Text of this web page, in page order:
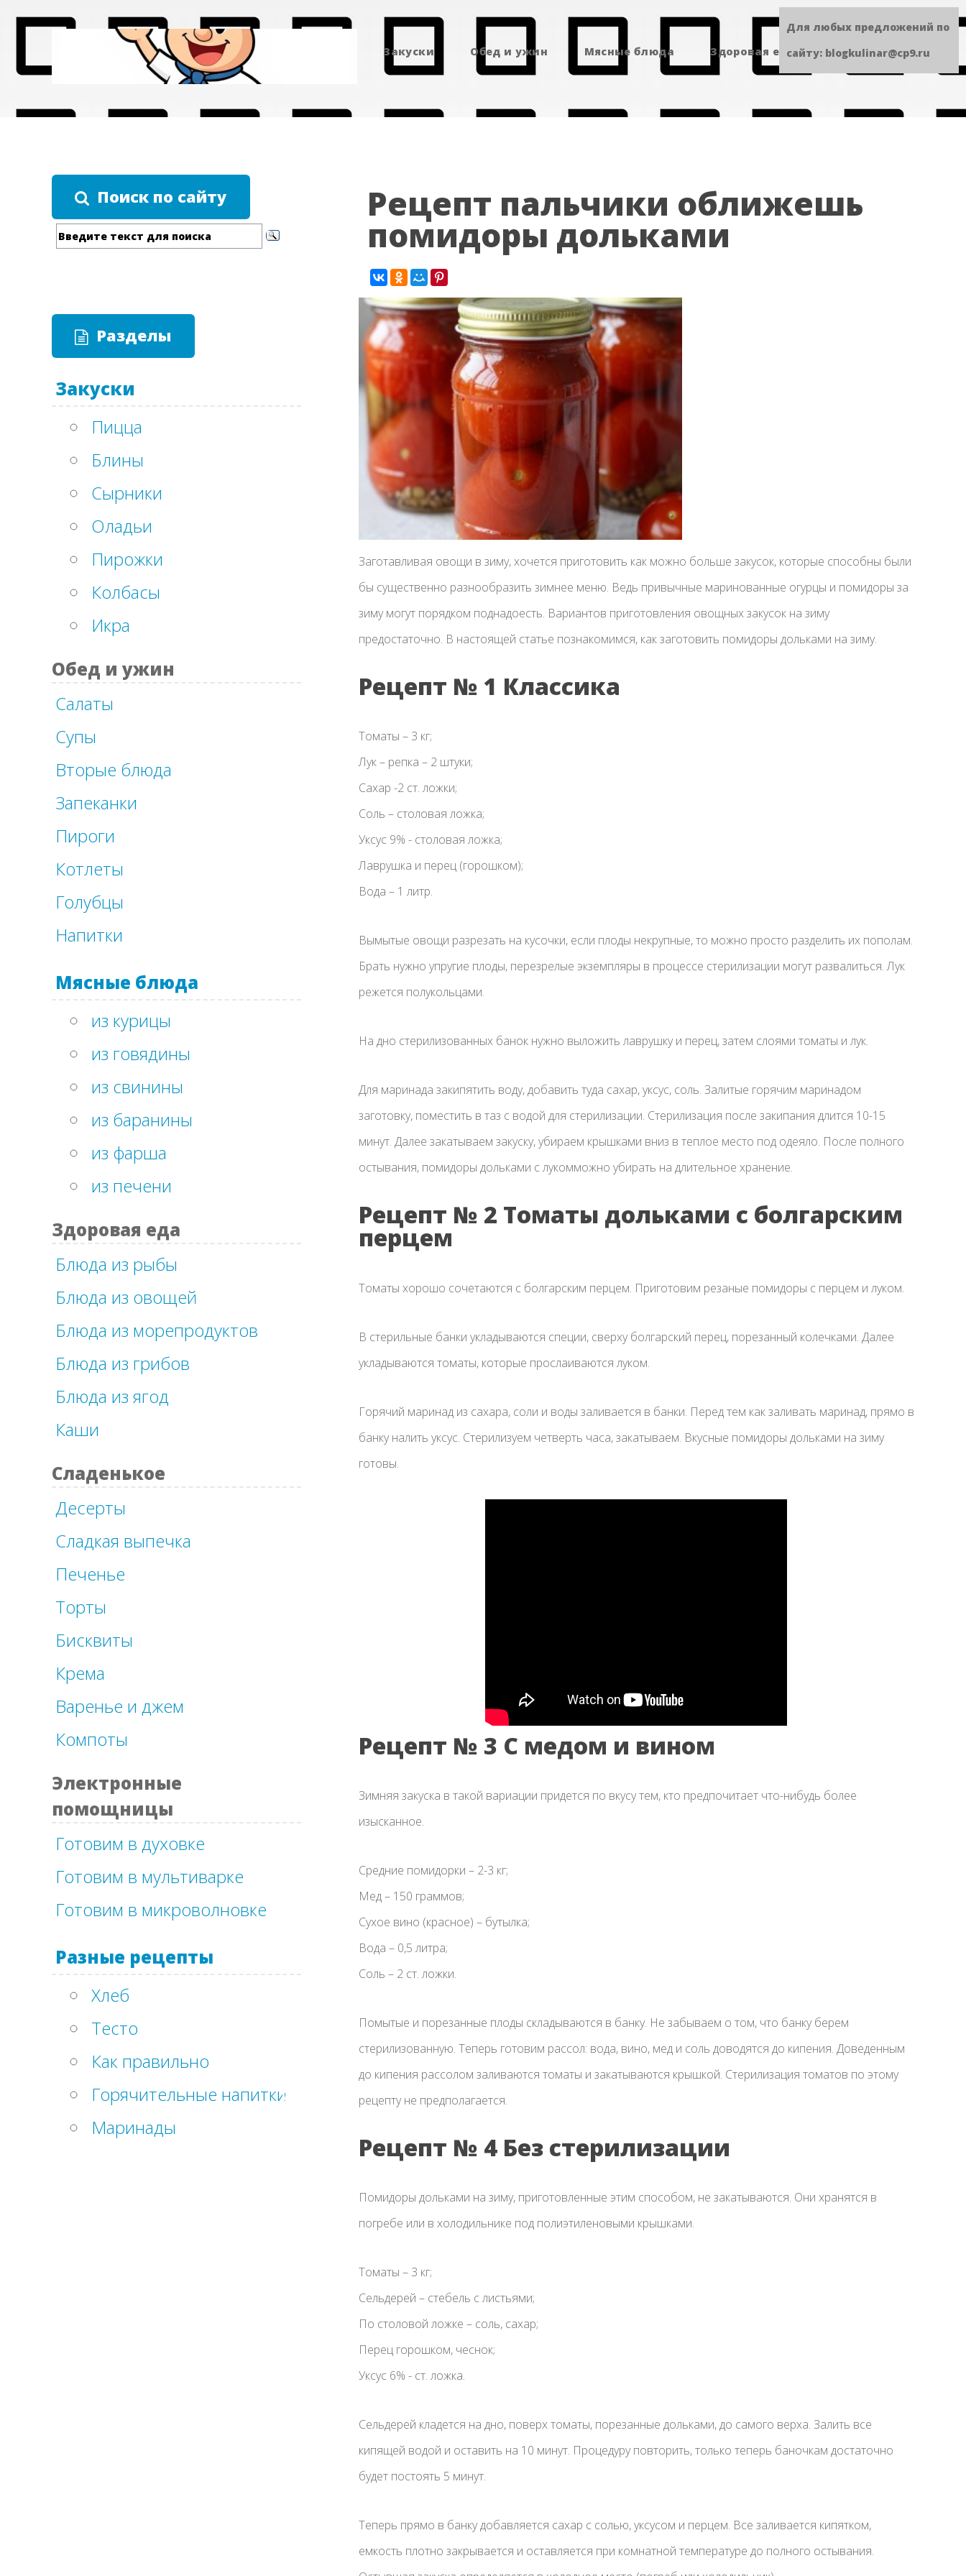
Закуски Обед и ужин Мясные блюда Здоровая еда Сладенькое
Поиск по сайту
Разделы
Закуски
Пицца
Блины
Сырники
Оладьи
Пирожки
Колбасы
Икра
Обед и ужин
Салаты
Супы
Вторые блюда
Запеканки
Пироги
Котлеты
Голубцы
Напитки
Мясные блюда
из курицы
из говядины
из свинины
из баранины
из фарша
из печени
Здоровая еда
Блюда из рыбы
Блюда из овощей
Блюда из морепродуктов
Блюда из грибов
Блюда из ягод
Каши
Сладенькое
Десерты
Сладкая выпечка
Печенье
Торты
Бисквиты
Крема
Варенье и джем
Компоты
Электронные
помощницы
Готовим в духовке
Готовим в мультиварке
Готовим в микроволновке
Разные рецепты
Хлеб
Тесто
Как правильно
Горячительные напитки
Маринады
Рецепт пальчики оближешь
помидоры дольками
Заготавливая овощи в зиму, хочется приготовить как можно больше закусок, которые способны были
бы существенно разнообразить зимнее меню. Ведь привычные маринованные огурцы и помидоры за
зиму могут порядком поднадоесть. Вариантов приготовления овощных закусок на зиму
предостаточно. В настоящей статье познакомимся, как заготовить помидоры дольками на зиму.
Рецепт № 1 Классика
Томаты – 3 кг;
Лук – репка – 2 штуки;
Сахар -2 ст. ложки;
Соль – столовая ложка;
Уксус 9% - столовая ложка;
Лаврушка и перец (горошком);
Вода – 1 литр.
Вымытые овощи разрезать на кусочки, если плоды некрупные, то можно просто разделить их пополам.
Брать нужно упругие плоды, перезрелые экземпляры в процессе стерилизации могут развалиться. Лук
режется полукольцами.
На дно стерилизованных банок нужно выложить лаврушку и перец, затем слоями томаты и лук.
Для маринада закипятить воду, добавить туда сахар, уксус, соль. Залитые горячим маринадом
заготовку, поместить в таз с водой для стерилизации. Стерилизация после закипания длится 10-15
минут. Далее закатываем закуску, убираем крышками вниз в теплое место под одеяло. После полного
остывания, помидоры дольками с лукомможно убирать на длительное хранение.
Рецепт № 2 Томаты дольками с болгарским
перцем
Томаты хорошо сочетаются с болгарским перцем. Приготовим резаные помидоры с перцем и луком.
В стерильные банки укладываются специи, сверху болгарский перец, порезанный колечками. Далее
укладываются томаты, которые прослаиваются луком.
Горячий маринад из сахара, соли и воды заливается в банки. Перед тем как заливать маринад, прямо в
банку налить уксус. Стерилизуем четверть часа, закатываем. Вкусные помидоры дольками на зиму
готовы.
Рецепт № 3 С медом и вином
Зимняя закуска в такой вариации придется по вкусу тем, кто предпочитает что-нибудь более
изысканное.
Средние помидорки – 2-3 кг;
Мед – 150 граммов;
Сухое вино (красное) – бутылка;
Вода – 0,5 литра;
Соль – 2 ст. ложки.
Помытые и порезанные плоды складываются в банку. Не забываем о том, что банку берем
стерилизованную. Теперь готовим рассол: вода, вино, мед и соль доводятся до кипения. Доведенным
до кипения рассолом заливаются томаты и закатываются крышкой. Стерилизация томатов по этому
рецепту не предполагается.
Рецепт № 4 Без стерилизации
Помидоры дольками на зиму, приготовленные этим способом, не закатываются. Они хранятся в
погребе или в холодильнике под полиэтиленовыми крышками.
Томаты – 3 кг;
Сельдерей – стебель с листьями;
По столовой ложке – соль, сахар;
Перец горошком, чеснок;
Уксус 6% - ст. ложка.
Сельдерей кладется на дно, поверх томаты, порезанные дольками, до самого верха. Залить все
кипящей водой и оставить на 10 минут. Процедуру повторить, только теперь баночкам достаточно
будет постоять 5 минут.
Теперь прямо в банку добавляется сахар с солью, уксусом и перцем. Все заливается кипятком,
емкость плотно закрывается и оставляется при комнатной температуре до полного остывания.
Для любых предложений по
сайту: blogkulinar@cp9.ru